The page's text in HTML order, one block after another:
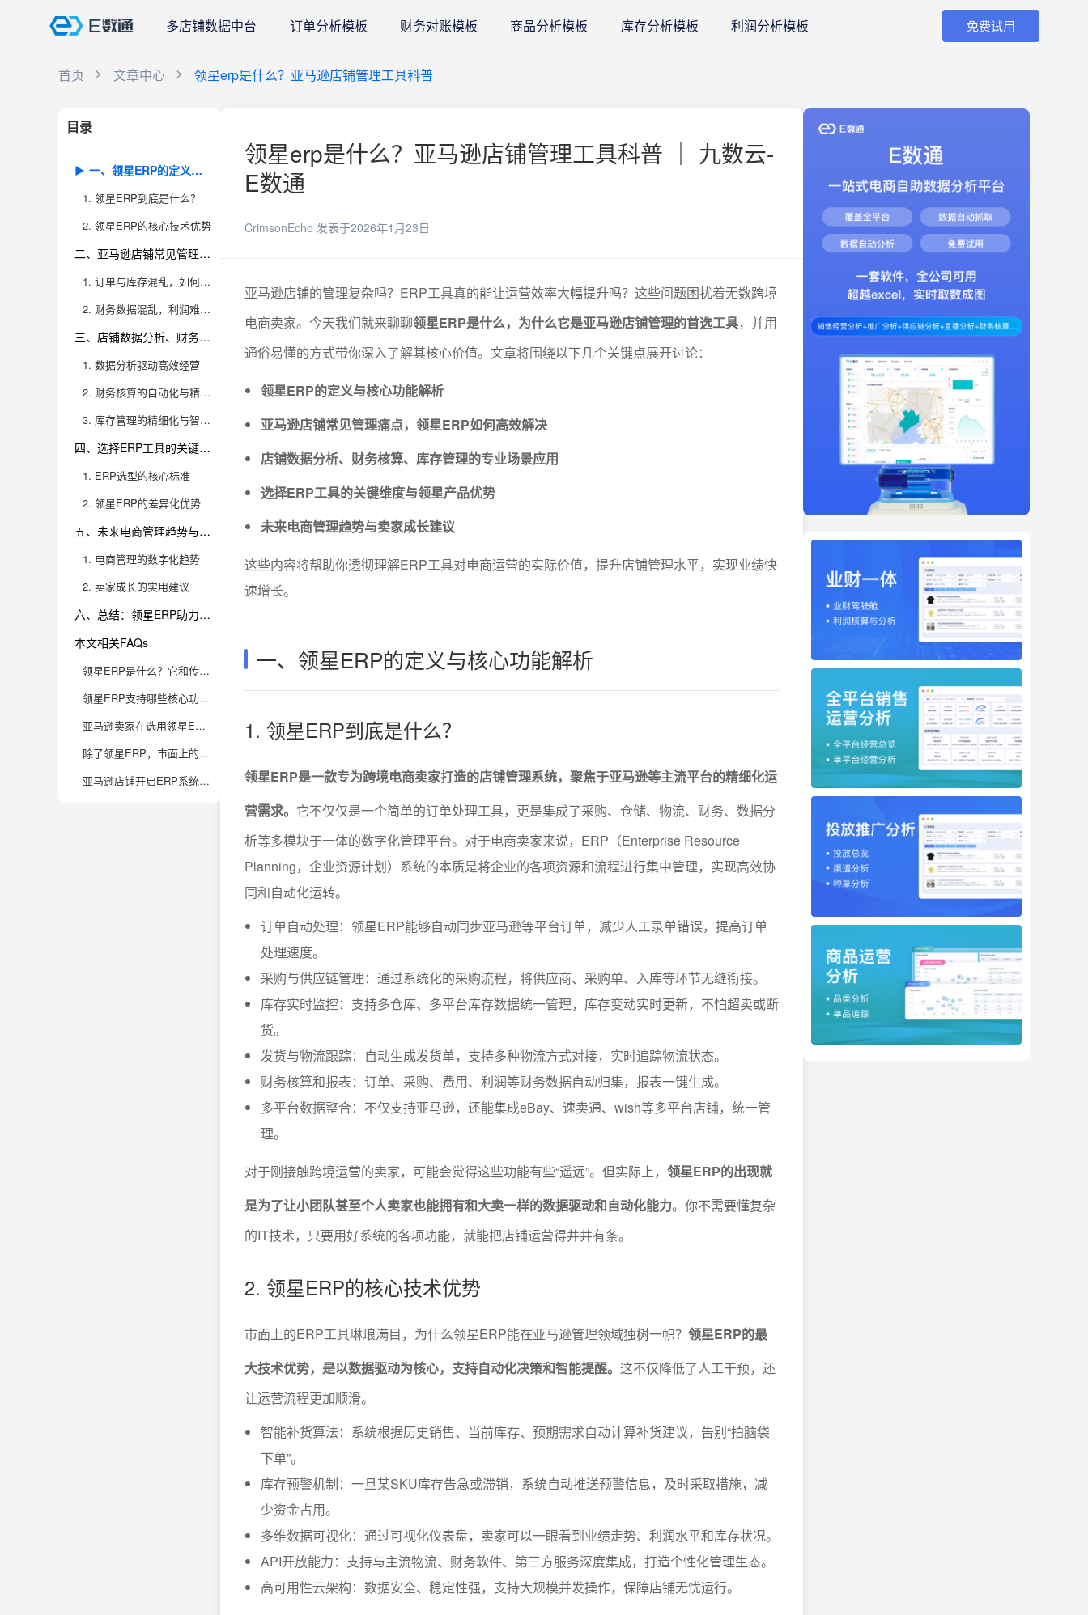
多店铺数据中台 订单分析模板 财务对账模板 商品分析模板 库存分析模板 利润分析模板 免费试用
首页 文章中心 领星erp是什么？亚马逊店铺管理工具科普
目录
一、领星ERP的定义与核心功能解析
1. 领星ERP到底是什么？
2. 领星ERP的核心技术优势
二、亚马逊店铺常见管理痛点，领星ERP如何高效解决
1. 订单与库存混乱，如何系统化解决？
2. 财务数据混乱，利润难以核算
三、店铺数据分析、财务核算、库存管理的专业场景应用
1. 数据分析驱动高效经营
2. 财务核算的自动化与精准化
3. 库存管理的精细化与智能化
四、选择ERP工具的关键维度与领星产品优势
1. ERP选型的核心标准
2. 领星ERP的差异化优势
五、未来电商管理趋势与卖家成长建议
1. 电商管理的数字化趋势
2. 卖家成长的实用建议
六、总结：领星ERP助力亚马逊店铺高效管理，九数云BI赋能数据决策
本文相关FAQs
领星ERP是什么？它和传统亚马逊店铺管理方式有啥区别？
领星ERP支持哪些核心功能？适合什么类型的亚马逊卖家？
亚马逊卖家在选用领星ERP时，常见的实际问题和解决建议有哪些？
除了领星ERP，市面上的主流亚马逊ERP工具还有哪些？对比有啥特点？
亚马逊店铺开启ERP系统后，数据分析能力如何提升？有哪些关键运营数据值得重点关注？
领星erp是什么？亚马逊店铺管理工具科普 ｜ 九数云-
E数通
CrimsonEcho 发表于2026年1月23日
亚马逊店铺的管理复杂吗？ERP工具真的能让运营效率大幅提升吗？这些问题困扰着无数跨境
电商卖家。今天我们就来聊聊领星ERP是什么，为什么它是亚马逊店铺管理的首选工具，并用
通俗易懂的方式带你深入了解其核心价值。文章将围绕以下几个关键点展开讨论：
领星ERP的定义与核心功能解析
亚马逊店铺常见管理痛点，领星ERP如何高效解决
店铺数据分析、财务核算、库存管理的专业场景应用
选择ERP工具的关键维度与领星产品优势
未来电商管理趋势与卖家成长建议
这些内容将帮助你透彻理解ERP工具对电商运营的实际价值，提升店铺管理水平，实现业绩快
速增长。
一、领星ERP的定义与核心功能解析
1. 领星ERP到底是什么？
领星ERP是一款专为跨境电商卖家打造的店铺管理系统，聚焦于亚马逊等主流平台的精细化运
营需求。 它不仅仅是一个简单的订单处理工具，更是集成了采购、仓储、物流、财务、数据分
析等多模块于一体的数字化管理平台。对于电商卖家来说，ERP（Enterprise Resource
Planning，企业资源计划）系统的本质是将企业的各项资源和流程进行集中管理，实现高效协
同和自动化运转。
订单自动处理：领星ERP能够自动同步亚马逊等平台订单，减少人工录单错误，提高订单
处理速度。
采购与供应链管理：通过系统化的采购流程，将供应商、采购单、入库等环节无缝衔接。
库存实时监控：支持多仓库、多平台库存数据统一管理，库存变动实时更新，不怕超卖或断
货。
发货与物流跟踪：自动生成发货单，支持多种物流方式对接，实时追踪物流状态。
财务核算和报表：订单、采购、费用、利润等财务数据自动归集，报表一键生成。
多平台数据整合：不仅支持亚马逊，还能集成eBay、速卖通、wish等多平台店铺，统一管
理。
对于刚接触跨境运营的卖家，可能会觉得这些功能有些“遥远”。但实际上， 领星ERP的出现就
是为了让小团队甚至个人卖家也能拥有和大卖一样的数据驱动和自动化能力。你不需要懂复杂
的IT技术，只要用好系统的各项功能，就能把店铺运营得井井有条。
2. 领星ERP的核心技术优势
市面上的ERP工具琳琅满目，为什么领星ERP能在亚马逊管理领域独树一帜？ 领星ERP的最
大技术优势，是以数据驱动为核心，支持自动化决策和智能提醒。 这不仅降低了人工干预，还
让运营流程更加顺滑。
智能补货算法：系统根据历史销售、当前库存、预期需求自动计算补货建议，告别“拍脑袋
下单”。
库存预警机制：一旦某SKU库存告急或滞销，系统自动推送预警信息，及时采取措施，减
少资金占用。
多维数据可视化：通过可视化仪表盘，卖家可以一眼看到业绩走势、利润水平和库存状况。
API开放能力：支持与主流物流、财务软件、第三方服务深度集成，打造个性化管理生态。
高可用性云架构：数据安全、稳定性强，支持大规模并发操作，保障店铺无忧运行。